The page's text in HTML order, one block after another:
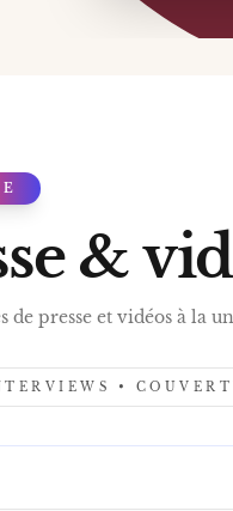
&
presse et vidéos à la
•